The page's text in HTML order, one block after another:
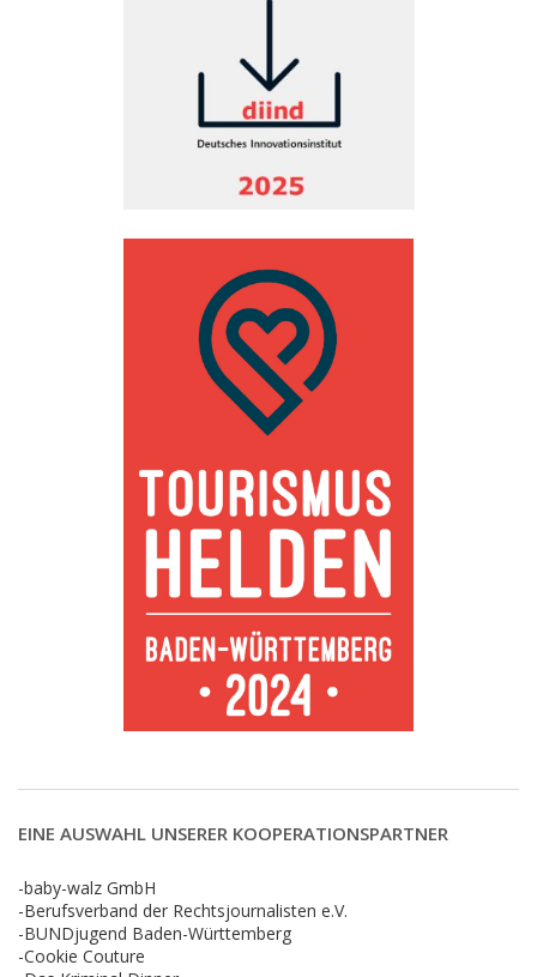
EINE AUSWAHL UNSERER KOOPERATIONSPARTNER
-baby-walz GmbH
-Berufsverband der Rechtsjournalisten e.V.
-BUNDjugend Baden-Württemberg
-Cookie Couture